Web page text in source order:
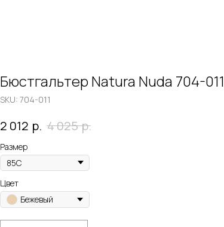
Бюстгальтер Natura Nuda 704-011
SKU: 704-011
2 012 р. 4 025 р.
Размер
Цвет
Бежевый